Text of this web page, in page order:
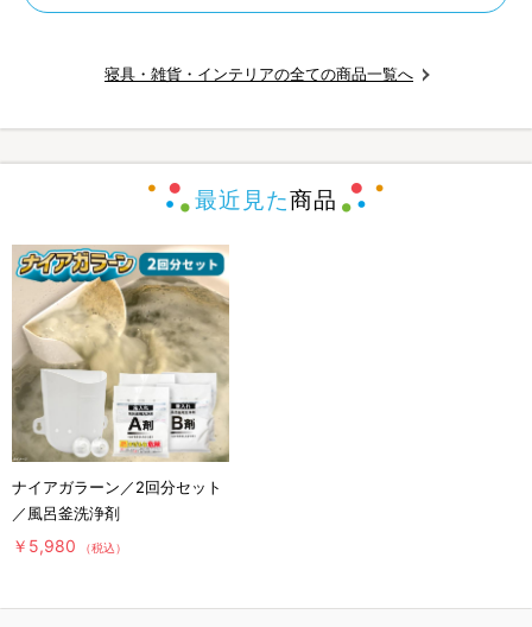
寝具・雑貨・インテリアの全ての商品一覧へ
最近見た商品
ナイアガラーン／2回分セット
／風呂釜洗浄剤
￥5,980 （税込）